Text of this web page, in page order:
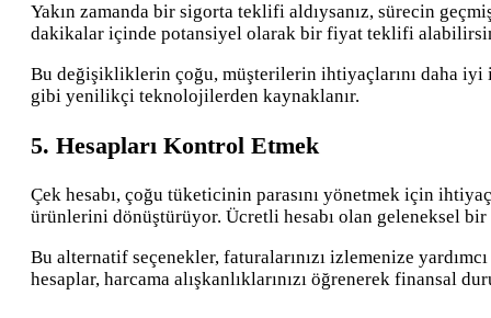
Yakın zamanda bir sigorta teklifi aldıysanız, sürecin
dakikalar içinde potansiyel olarak bir fiyat teklifi
Bu değişikliklerin çoğu, müşterilerin ihtiyaçlarını daha
gibi yenilikçi teknolojilerden kaynaklanır.
5. Hesapları Kontrol Etmek
Çek hesabı, çoğu tüketicinin parasını yönetmek için
ürünlerini dönüştürüyor. Ücretli hesabı olan geleneksel
Bu alternatif seçenekler, faturalarınızı izlemenize
hesaplar, harcama alışkanlıklarınızı öğrenerek finansal